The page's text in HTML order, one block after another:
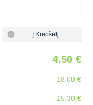
Į Krepšelį
4.50 €
18.00 €
15.30 €